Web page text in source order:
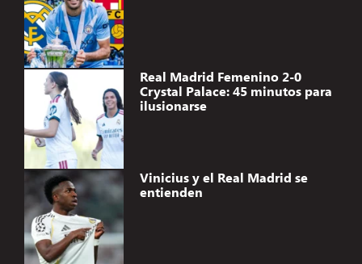
Real Madrid Femenino 2-0
Crystal Palace: 45 minutos para
ilusionarse
Vinicius y el Real Madrid se
entienden